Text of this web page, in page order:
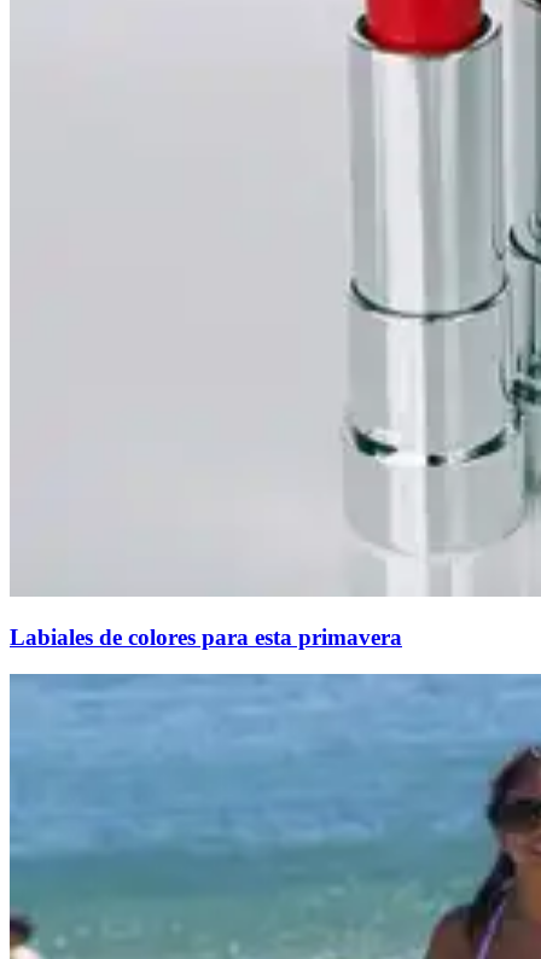
Labiales de colores para esta primavera